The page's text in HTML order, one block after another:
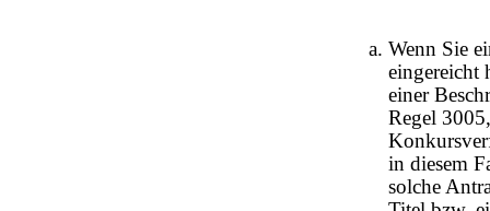
Wenn Sie
eingereicht
einer
Regel
in diesem
solche